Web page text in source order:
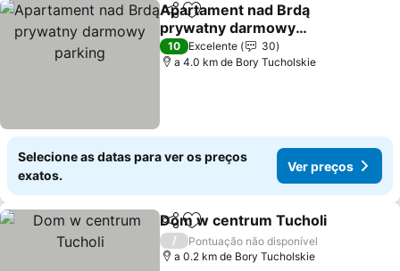
PartilharAdicionar aos favoritos
Apartament nad Brdą
prywatny darmowy
parking
Ver preços
10 Excelente
30
a 4.0 km de Bory Tucholskie
Selecione as datas para ver os preços
exatos.
Ver preços
PartilharAdicionar aos favoritos
Dom w centrum Tucholi
/
Pontuação não disponível
a 0.2 km de Bory Tucholskie